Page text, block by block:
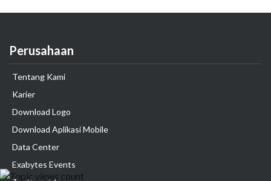
Perusahaan
Tentang Kami
Karier
Download Logo
Download Aplikasi Mobile
Data Center
Exabytes Events